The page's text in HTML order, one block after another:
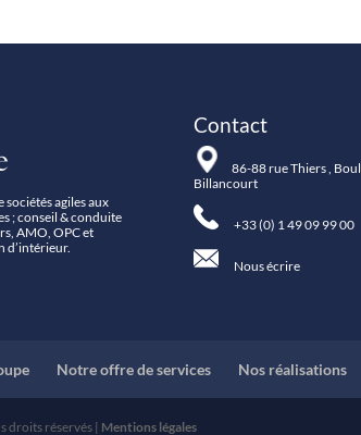
sociétés agiles aux
; conseil & conduite
AMO, OPC et
d’intérieur.
Contact
86-88 rue Thiers ,
Billancourt
+33 (0) 1 49 09 99 00
Nous écrire
Notre offre de services Nos réalisations
droits réservés | Mentions légales